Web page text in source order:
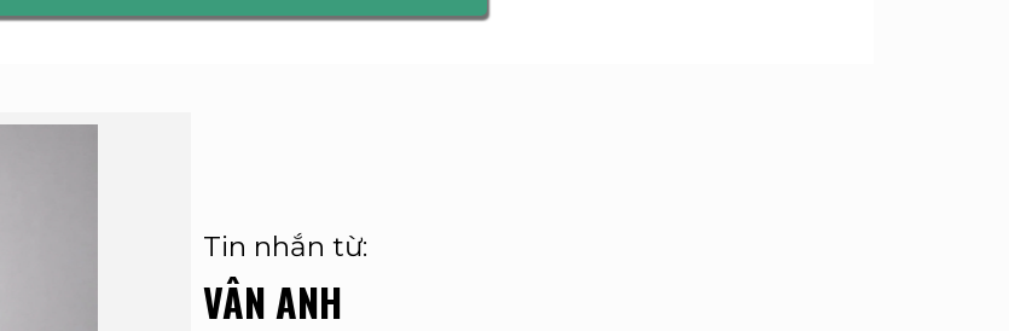
Tin nhắn từ:
VÂN ANH